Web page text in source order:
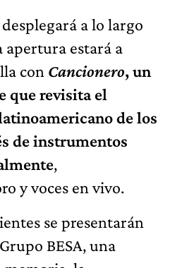
a lo largo
apertura estará a
con Cancionero, un
que revisita el
de los
de instrumentos
,
y voces en vivo.
se presentarán
BESA, una